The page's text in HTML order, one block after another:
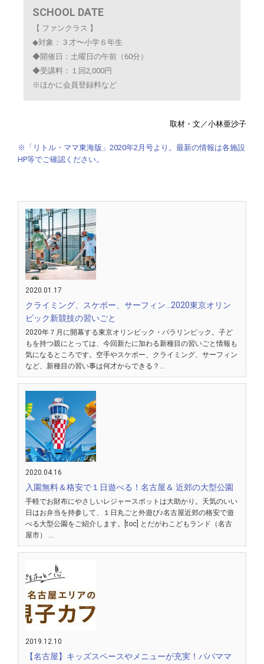
SCHOOL DATE
【 ファンクラス 】
◆対象：３才〜小学６年生
◆開催日：土曜日の午前（60分）
◆受講料：１回2,000円
※ほかに会員登録料など
取材・文／小林亜沙子
※「リトル・ママ東海版」2020年2月号より。最新の情報は各施設
HP等でご確認ください。
2020.01.17
クライミング、スケボー、サーフィン…2020東京オリン
ピック新競技の習いごと
2020年７月に開幕する東京オリンピック・パラリンピック。子ど
もを持つ親にとっては、今回新たに加わる新種目の習いごと情報も
気になるところです。空手やスケボー、クライミング、サーフィン
など、新種目の習い事は何才からできる？…
2020.04.16
入園無料＆格安で１日遊べる！名古屋＆ 近郊の大型公園
手軽でお財布にやさしいレジャースポットは大助かり。天気のいい
日はお弁当を持参して、１日丸ごと外遊び♪名古屋近郊の格安で遊
べる大型公園をご紹介します。[toc] とだがわこどもランド（名古
屋市） …
2019.12.10
【名古屋】キッズスペースやメニューが充実！パパママ